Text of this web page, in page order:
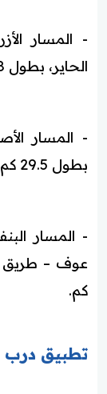
- المسار
الحاير، بطول 38 كم.
- المسار
بطول 29.5 كم.
- المسار
كم.
تطبيق درب